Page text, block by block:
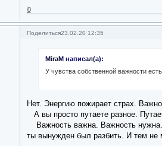
0
Поделиться23.02.20 12:35
MiraM написал(а):
У чувства собственной важности
Нет. Энергию пожирает страх.
А вы просто путаете разное.
Важность важна. Важность нужна.
ты вынужден был разбить. И тем не